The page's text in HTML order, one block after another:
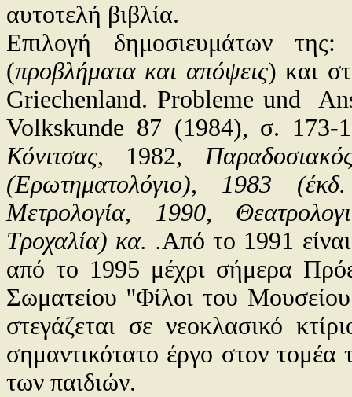
αυτοτελή βιβλία.
Επιλογή δημοσιευμάτων της:
(προβλήματα και απόψεις) και
Griechenland. Probleme und
Volkskunde 87 (1984), σ. 173-
Κόνιτσας, 1982,
(Ερωτηματολόγιο), 1983
Μετρολογία, 1990,
Τροχαλία) κα. .Από το 1991
από το 1995 μέχρι σήμερα
Σωματείου ''Φίλοι του
στεγάζεται σε νεοκλασικό
σημαντικότατο έργο στον τομέα
των παιδιών.